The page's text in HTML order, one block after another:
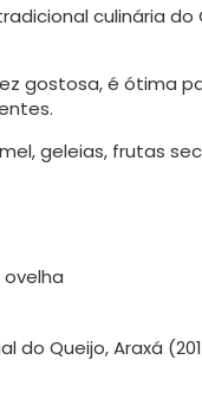
culinária
gostosa, é ótima
geleias, frutas
do Queijo, Araxá